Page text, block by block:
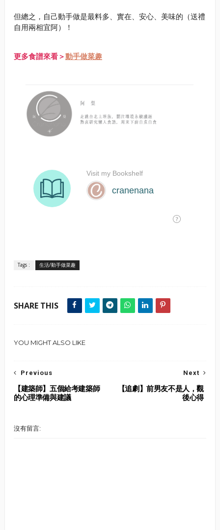
但總之，自己動手做是最料多、實在、安心、美味的（送禮
自用兩相宜阿）！
更多食譜來看＞動手做菜趣
Tags : 生活/動手做菜趣
SHARE THIS
YOU MIGHT ALSO LIKE
Next
【追劇】前男友不是人，觀
後心得
Previous
【建築師】五個給考建築師
的心理準備與建議
沒有留言: